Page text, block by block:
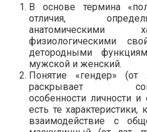
В основе термина
отличия,
анатомическими
физиологическими
детородными
мужской и женский.
Понятие «гендер»
раскрывает
особенности личности
есть те
взаимодействие с